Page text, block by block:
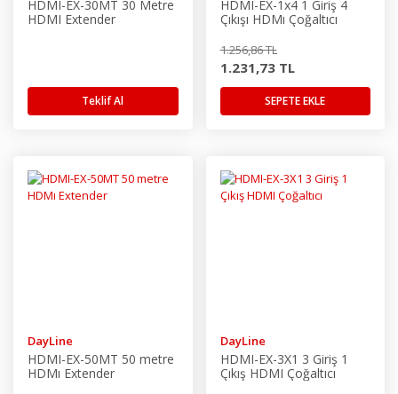
HDMI-EX-30MT 30 Metre
HDMI Extender
Teklif Al
HDMI-EX-1x4 1 Giriş 4
Çıkışı HDMı Çoğaltıcı
1.256,86 TL
1.231,73 TL
SEPETE EKLE
DayLine
HDMI-EX-50MT 50 metre
HDMı Extender
DayLine
HDMI-EX-3X1 3 Giriş 1
Çıkış HDMI Çoğaltıcı